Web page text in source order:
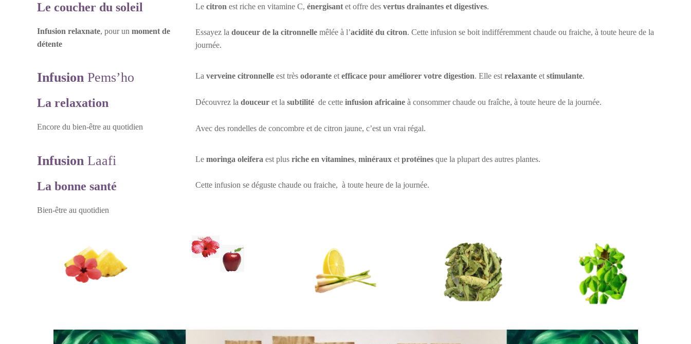
Le coucher du soleil
Infusion relaxnate, pour un moment de
détente
Le citron est riche en vitamine C, énergisantet offre des vertus drainantes et digestives.
Essayez la douceur de la citronnellemêlée à l’acidité du citron. Cette infusion se boit indifféremment chaude ou fraiche, à toute heure de la
journée.
Infusion Pems’ho
La relaxation
Encore du bien-être au quotidien
La verveine citronnelleest très odoranteetefficace pour améliorer votre digestion. Elle estrelaxanteetstimulante.
Découvrez la douceuret la subtilitéde cette infusion africaineà consommer chaude ou fraîche, à toute heure de la journée.
Avec des rondelles de concombre et de citron jaune, c’est un vrai régal.
Infusion Laafi
La bonne santé
Bien-être au quotidien
Le moringa oleifera est plus riche en vitamines, minérauxet protéinesque la plupart des autres plantes.
Cette infusion se déguste chaude ou fraiche, à toute heure de la journée.